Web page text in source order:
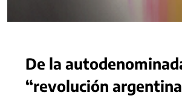
De la
“revolución